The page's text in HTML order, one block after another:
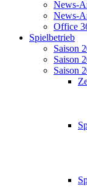
News-
News-
Office
Spielbetrieb
Saison
Saison
Saison